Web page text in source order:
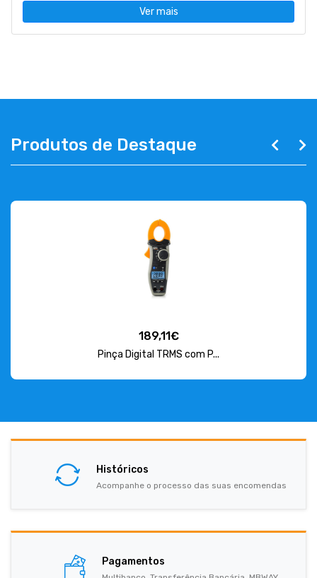
Ver mais
Produtos de Destaque
189,11€
Pinça Digital TRMS com P...
Históricos
Acompanhe o processo das suas encomendas
Pagamentos